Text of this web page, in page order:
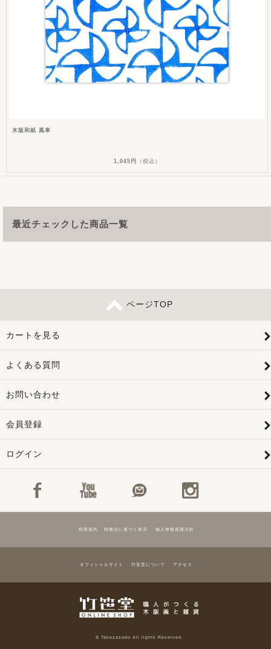
木版和紙 風車
1,045円 （税込）
最近チェックした商品一覧
ページTOP
カートを見る
よくある質問
お問い合わせ
会員登録
ログイン
利用規約 特商法に基づく表示 個人情報保護方針
オフィシャルサイト 竹笹堂について アクセス
© Takezasado All rights Reserved.